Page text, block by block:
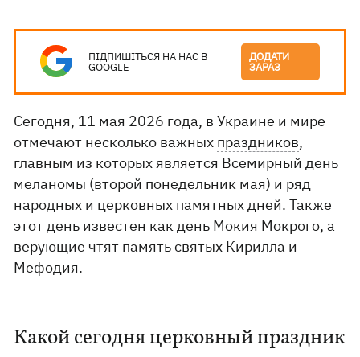
ПІДПИШІТЬСЯ НА НАС В
GOOGLE
ДОДАТИ
ЗАРАЗ
Сегодня, 11 мая 2026 года, в Украине и мире
отмечают несколько важных праздников,
главным из которых является Всемирный день
меланомы (второй понедельник мая) и ряд
народных и церковных памятных дней. Также
этот день известен как день Мокия Мокрого, а
верующие чтят память святых Кирилла и
Мефодия.
Какой сегодня церковный праздник